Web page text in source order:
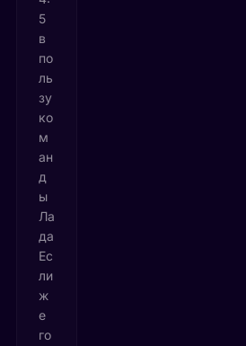
5
в
по
ль
зу
ко
м
ан
д
ы
Ла
да
Ес
ли
ж
е
го